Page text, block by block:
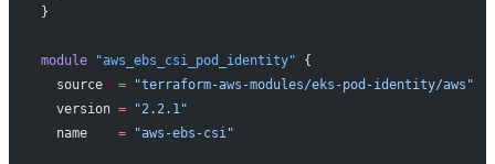
}
module "aws_ebs_csi_pod_identity" {
  source
  =
"terraform-aws-modules/eks-pod-identity/aws"
  version
= "2.2.1"
  name
    =
"aws-ebs-csi"